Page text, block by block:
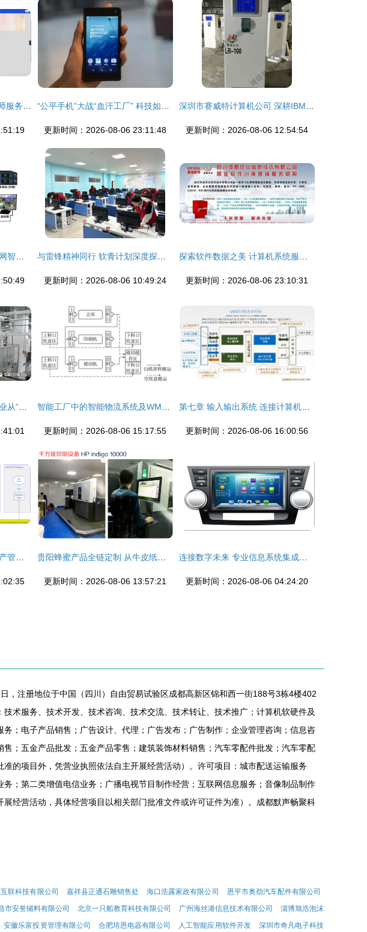
更新时间：2026-08-06 23:11:48 更新时间：2026-08-06 12:54:54
更新时间：2026-08-06 10:49:24 更新时间：2026-08-06 23:10:31
更新时间：2026-08-06 15:17:55 更新时间：2026-08-06 16:00:56
更新时间：2026-08-06 13:57:21 更新时间：2026-08-06 04:24:20
，注册地位于中国（四川）自由贸易试验区成都高新区锦和西一街188号3栋4楼402
术服务、技术开发、技术咨询、技术交流、技术转让、技术推广；计算机软硬件及
；电子产品销售；广告设计、代理；广告发布；广告制作；企业管理咨询；信息咨
；五金产品批发；五金产品零售；建筑装饰材料销售；汽车零配件批发；汽车零配
的项目外，凭营业执照依法自主开展经营活动）。许可项目：城市配送运输服务
务；第二类增值电信业务；广播电视节目制作经营；互联网信息服务；音像制品制作
展经营活动，具体经营项目以相关部门批准文件或许可证件为准）。成都默声畅聚科
联科技有限公司 嘉祥县正通石雕销售处 海口浩露家政有限公司
恩平市奥劲汽车配件有限公司
市安誉辅料有限公司 北京一只船教育科技有限公司 广州海丝港信息技术有限公司
淄博旭浩泡沫
安徽乐富投资管理有限公司 合肥培恩电器有限公司 人工智能应用软件开发 深圳市奇凡电子科技